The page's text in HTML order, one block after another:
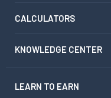
CALCULATORS
KNOWLEDGE CENTER
LEARN TO EARN